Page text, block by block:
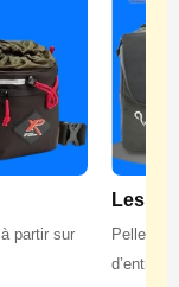
partir sur
Les
Pelles,